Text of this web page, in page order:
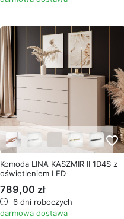
favorite_border
Komoda LINA KASZMIR II 1D4S z
oświetleniem LED
789,00 zł
6 dni roboczych
darmowa dostawa